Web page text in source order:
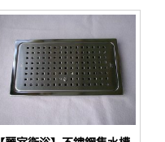
NT$1,900。